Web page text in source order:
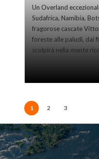
Un Overland
Sudafrica, Namibia,
fragorose cascate
foreste alle paludi, dai
scolpirà nella mente
1 2 3